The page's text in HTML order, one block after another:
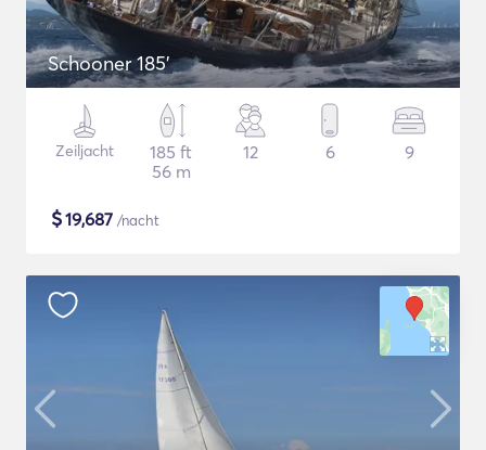
Schooner 185'
Zeiljacht
185 ft
56 m
12 6 9
$19,687 /nacht